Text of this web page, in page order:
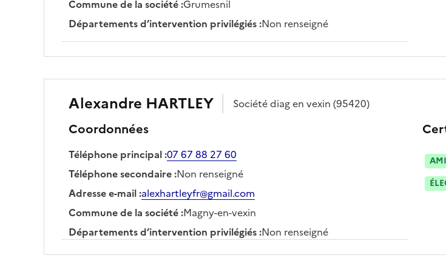
Commune de la société:Grumesnil
Départements d’intervention privilégiés:Non renseigné
Alexandre HARTLEY Sociétédiag en vexin (95420)
Coordonnées
Téléphone principal:07 67 88 27 60
Téléphone secondaire:Non renseigné
Adresse e-mail:alexhartleyfr@gmail.com
Commune de la société:Magny-en-vexin
Départements d’intervention privilégiés:Non renseigné